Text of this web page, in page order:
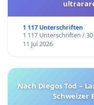
1 117 Unterschriften
1 117 Unterschriften / 30
11 Jul 2026
Nach Diegos Tod –
Schweizer